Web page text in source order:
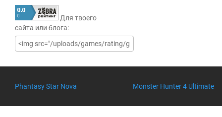
е
к
у
щ
а
я
ц
к
0
Для твоего
сайта или блога:
Phantasy Star Nova Monster Hunter 4 Ultimate